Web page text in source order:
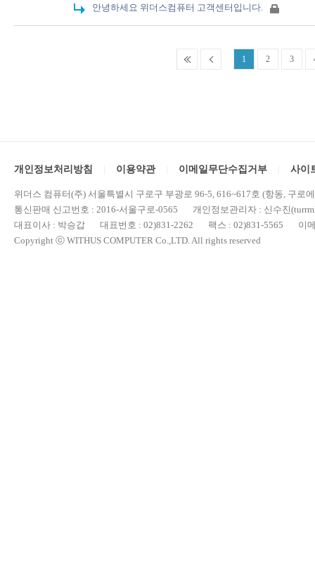
안녕하세요 위더스컴퓨터 고객센터입니다.
1 2 3
개인정보처리방침 이용약관 이메일무단수집거부 사이
위더스 컴퓨터(주) 서울특별시 구로구 부광로 96-5, 616~617호 (항동, 구
통신판매 신고번호 : 2016-서울구로-0565 개인정보관리자 : 신수진
대표이사 : 박승갑 대표번호 : 02)831-2262 팩스 : 02)831-5565 이메
Copyright ⓒ WITHUS COMPUTER Co.,LTD. All rights reserved